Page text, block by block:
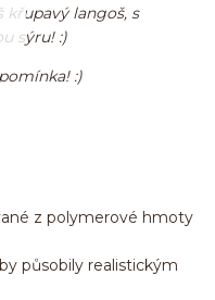
křupavý langoš, s
sýru! :)
:)
z polymerové hmoty
působily realistickým